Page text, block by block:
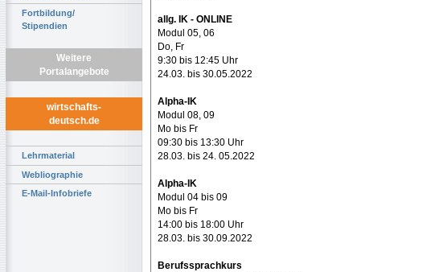
Fortbildung/
Stipendien
Weitere
Portalangebote
wirtschafts-
deutsch.de
Lehrmaterial
Webliographie
E-Mail-Infobriefe
allg. IK - ONLINE
Modul 05, 06
Do, Fr
9:30 bis 12:45 Uhr
24.03. bis 30.05.2022
Alpha-IK
Modul 08, 09
Mo bis Fr
09:30 bis 13:30 Uhr
28.03. bis 24. 05.2022
Alpha-IK
Modul 04 bis 09
Mo bis Fr
14:00 bis 18:00 Uhr
28.03. bis 30.09.2022
Berufssprachkurs